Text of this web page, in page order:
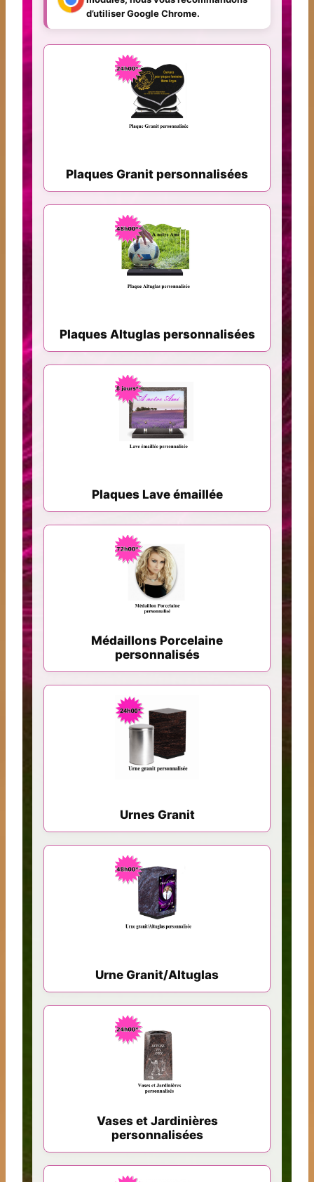
d’utiliser Google Chrome.
Plaques Granit personnalisées
Plaques Altuglas personnalisées
Plaques Lave émaillée
Médaillons Porcelaine
personnalisés
Urnes Granit
Urne Granit/Altuglas
Vases et Jardinières
personnalisées